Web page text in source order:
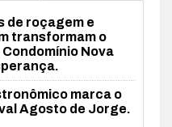
de roçagem e
transformam o
Nova
marca o
Agosto de Jorge.